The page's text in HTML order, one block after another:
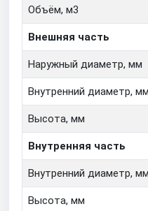
Объём, м3
Внешняя часть
Наружный диаметр, мм
Внутренний диаметр, мм
Высота, мм
Внутренняя часть
Внутренний диаметр, мм
Высота, мм